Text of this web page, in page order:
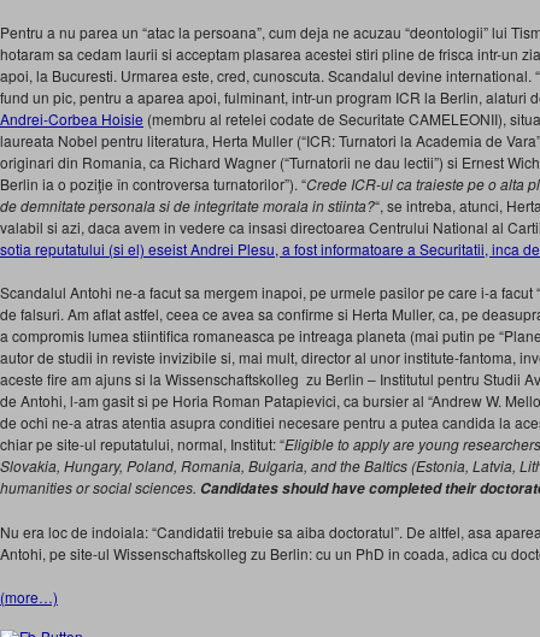
Pentru a nu parea un “atac la persoana”, cum deja ne acuzau “deontologii” lui
hotaram sa cedam laurii si acceptam plasarea acestei stiri pline de frisca intr-un
apoi, la Bucuresti. Urmarea este, cred, cunoscuta. Scandalul devine international.
fund un pic, pentru a aparea apoi, fulminant, intr-un program ICR la Berlin, alaturi
Andrei-Corbea Hoisie (membru al retelei codate de Securitate CAMELEONII),
laureata Nobel pentru literatura, Herta Muller (“ICR: Turnatori la Academia de
originari din Romania, ca Richard Wagner (“Turnatorii ne dau lectii”) si Ernest
Berlin ia o poziţie în controversa turnatorilor”). “Crede ICR-ul ca traieste pe o alta
de demnitate personala si de integritate morala in stiinta?“, se intreba, atunci,
valabil si azi, daca avem in vedere ca insasi directoarea Centrului National al
sotia reputatului (si el) eseist Andrei Plesu, a fost informatoare a Securitatii, inca
Scandalul Antohi ne-a facut sa mergem inapoi, pe urmele pasilor pe care i-a facut
de falsuri. Am aflat astfel, ceea ce avea sa confirme si Herta Muller, ca, pe
a compromis lumea stiintifica romaneasca pe intreaga planeta (mai putin pe
autor de studii in reviste invizibile si, mai mult, director al unor institute-fantoma,
aceste fire am ajuns si la Wissenschaftskolleg zu Berlin – Institutul pentru Studii
de Antohi, l-am gasit si pe Horia Roman Patapievici, ca bursier al “Andrew W.
de ochi ne-a atras atentia asupra conditiei necesare pentru a putea candida la
chiar pe site-ul reputatului, normal, Institut: “Eligible to apply are young
Slovakia, Hungary, Poland, Romania, Bulgaria, and the Baltics (Estonia, Latvia,
humanities or social sciences. Candidates should have completed their
Nu era loc de indoiala: “Candidatii trebuie sa aiba doctoratul”. De altfel, asa
Antohi, pe site-ul Wissenschaftskolleg zu Berlin: cu un PhD in coada, adica cu
(more…)